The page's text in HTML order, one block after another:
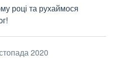
році та рухаймося
2020